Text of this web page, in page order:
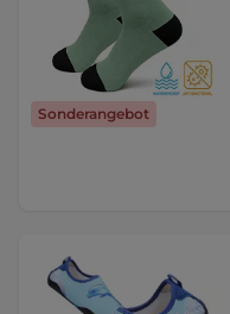
Sonderangebot